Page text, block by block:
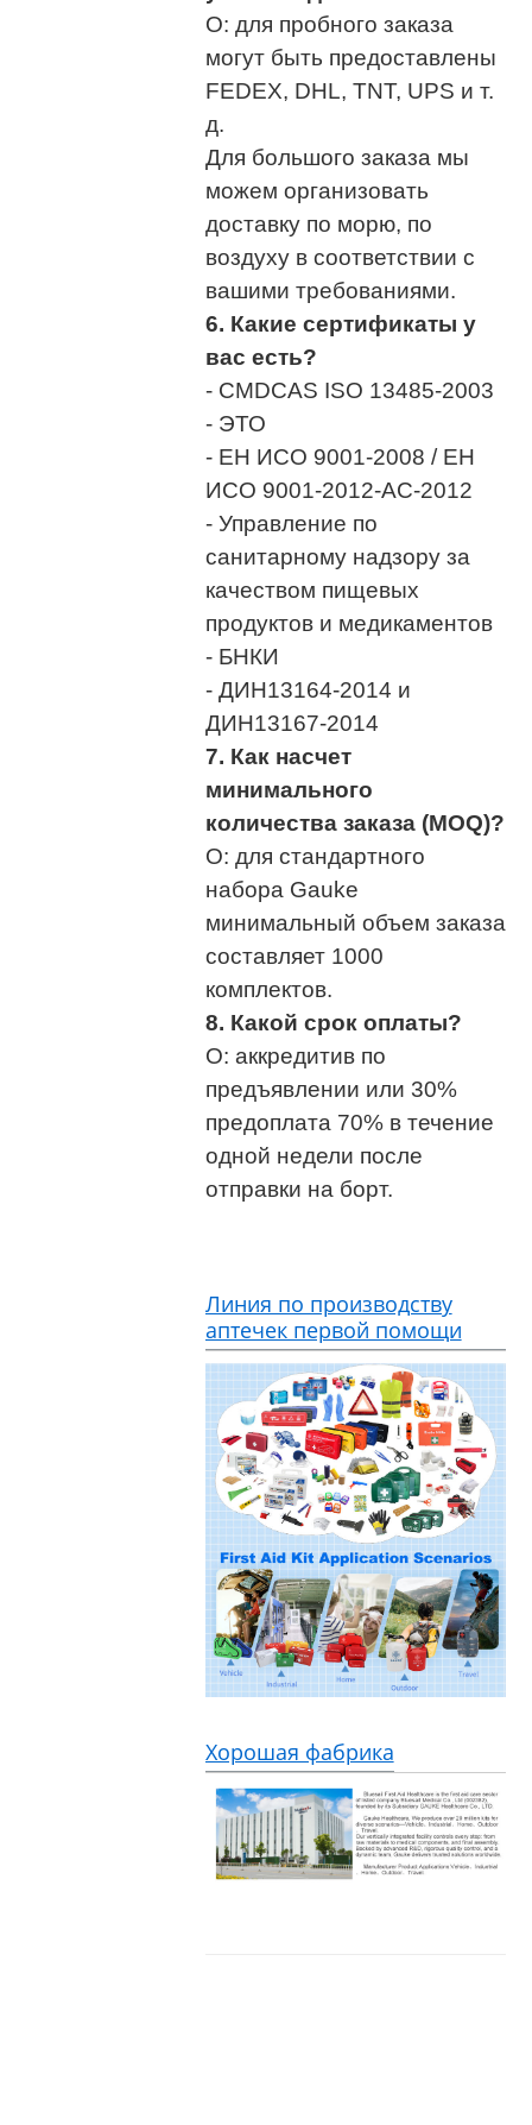
О: для пробного заказа
могут быть предоставлены
FEDEX, DHL, TNT, UPS и т.
д.
Для большого заказа мы
можем организовать
доставку по морю, по
воздуху в соответствии с
вашими требованиями.
6. Какие сертификаты у
вас есть?
- CMDCAS ISO 13485-2003
- ЭТО
- ЕН ИСО 9001-2008 / ЕН
ИСО 9001-2012-АС-2012
- Управление по
санитарному надзору за
качеством пищевых
продуктов и медикаментов
- БНКИ
- ДИН13164-2014 и
ДИН13167-2014
7. Как насчет
минимального
количества заказа (MOQ)?
О: для стандартного
набора Gauke
минимальный объем заказа
составляет 1000
комплектов.
8. Какой срок оплаты?
О: аккредитив по
предъявлении или 30%
предоплата 70% в течение
одной недели после
отправки на борт.
Линия по производству
аптечек первой помощи
Хорошая фабрика